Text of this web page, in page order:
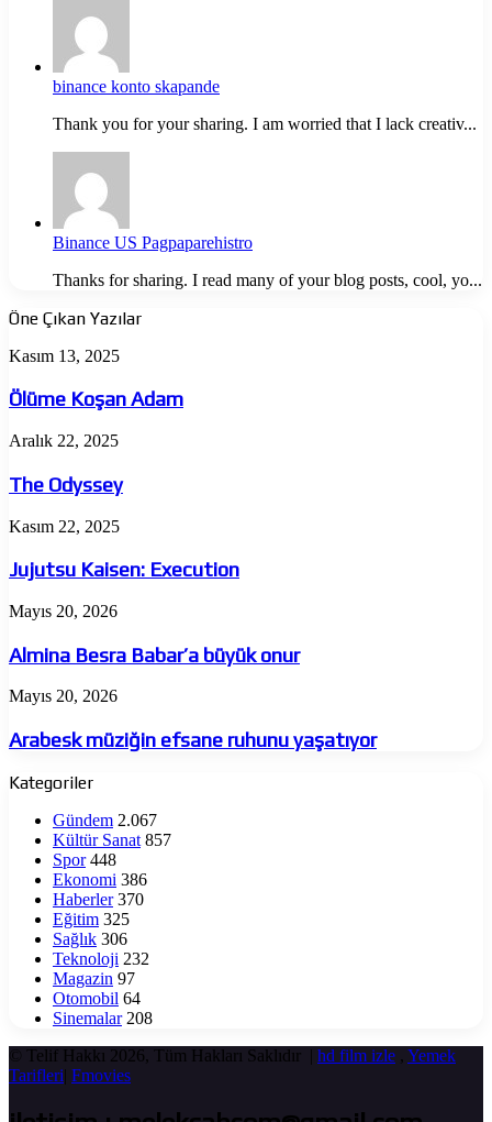
binance konto skapande
Thank you for your sharing. I am worried that I lack creativ...
Binance US Pagpaparehistro
Thanks for sharing. I read many of your blog posts, cool, yo...
Öne Çıkan Yazılar
Ölüme
Adam
Kasım 13, 2025
Ölüme Koşan Adam
The
Aralık 22, 2025
The Odyssey
Jujutsu
Execution
Kasım 22, 2025
Jujutsu Kaisen: Execution
Almina
Babar’a
büyük
onur
Mayıs 20, 2026
Almina Besra Babar’a büyük onur
Arabesk
efsane
ruhunu
yaşatıyor
Mayıs 20, 2026
Arabesk müziğin efsane ruhunu yaşatıyor
Kategoriler
Gündem 2.067
Kültür Sanat 857
Spor 448
Ekonomi 386
Haberler 370
Eğitim 325
Sağlık 306
Teknoloji 232
Magazin 97
Otomobil 64
Sinemalar 208
© Telif Hakkı 2026, Tüm Hakları Saklıdır | hd film izle , Yemek
Tarifleri| Fmovies